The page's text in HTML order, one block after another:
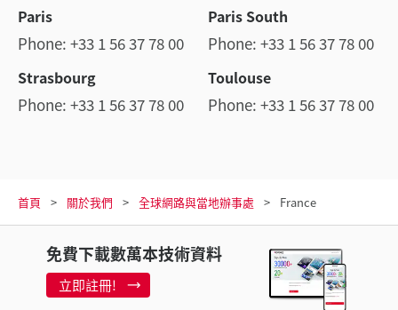
Paris
Phone: +33 1 56 37 78 00
Paris South
Phone: +33 1 56 37 78 00
Strasbourg
Phone: +33 1 56 37 78 00
Toulouse
Phone: +33 1 56 37 78 00
首頁 關於我們 全球網路與當地辦事處 France
免費下載數萬本技術資料
立即註冊!